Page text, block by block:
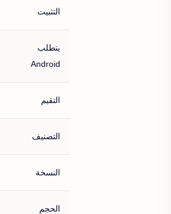
التثبيت
يتطلب
Android
التقيم
التصنيف
النسخة
الحجم